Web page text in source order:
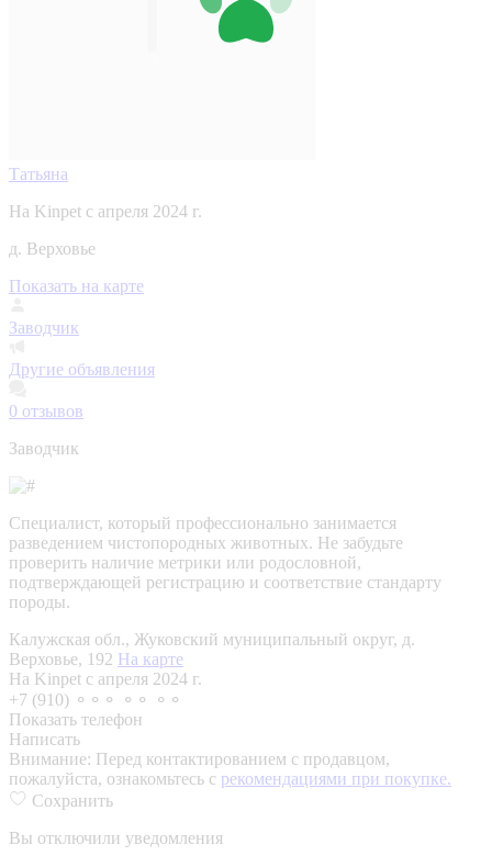
Татьяна
На Kinpet c апреля 2024 г.
д. Верховье
Показать на карте
Заводчик
Другие объявления
0 отзывов
Заводчик
Специалист, который профессионально занимается
разведением чистопородных животных. Не забудьте
проверить наличие метрики или родословной,
подтверждающей регистрацию и соответствие стандарту
породы.
Калужская обл., Жуковский муниципальный округ, д.
Верховье, 192 На карте
На Kinpet c апреля 2024 г.
+7 (910) ⚬⚬⚬ ⚬⚬ ⚬⚬
Показать телефон
Написать
Внимание: Перед контактированием с продавцом,
пожалуйста, ознакомьтесь с рекомендациями при покупке.
Сохранить
Вы отключили уведомления